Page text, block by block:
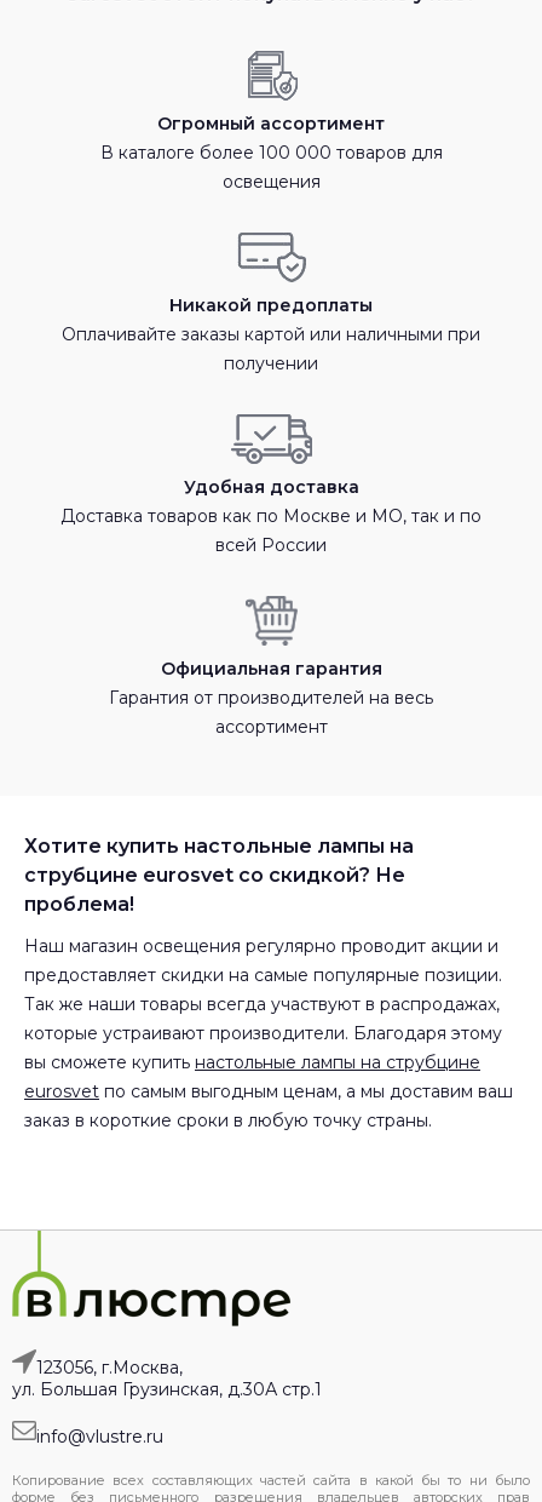
Огромный ассортимент
В каталоге более 100 000 товаров для
освещения
Никакой предоплаты
Оплачивайте заказы картой или наличными при
получении
Удобная доставка
Доставка товаров как по Москве и МО, так и по
всей России
Официальная гарантия
Гарантия от производителей на весь
ассортимент
Хотите купить настольные лампы на
струбцине eurosvet со скидкой? Не
проблема!
Наш магазин освещения регулярно проводит акции и
предоставляет скидки на самые популярные позиции.
Так же наши товары всегда участвуют в распродажах,
которые устраивают производители. Благодаря этому
вы сможете купить настольные лампы на струбцине
eurosvet по самым выгодным ценам, а мы доставим ваш
заказ в короткие сроки в любую точку страны.
123056, г.Москва,
ул. Большая Грузинская, д.30А стр.1
info@vlustre.ru
Копирование всех составляющих частей сайта в какой бы то ни было
форме без письменного разрешения владельцев авторских прав